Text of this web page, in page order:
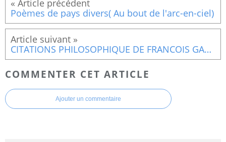
Poèmes de pays divers( Au bout de l'arc-en-ciel)
CITATIONS PHILOSOPHIQUE DE FRANCOIS GARAGNON (Jade et mes clin-Dieu de M. St Esprit) 1
COMMENTER CET ARTICLE
Ajouter un commentaire